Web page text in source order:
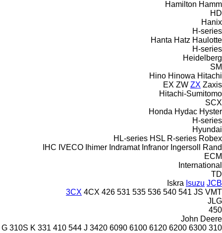
Hamilton Hamm
HD
Hanix
H-series
Hanta Hatz Haulotte
H-series
Heidelberg
SM
Hino Hinowa Hitachi
EX ZW ZX Zaxis
Hitachi-Sumitomo
SCX
Honda Hydac Hyster
H-series
Hyundai
HL-series HSL R-series Robex
IHC IVECO Ihimer Indramat Infranor Ingersoll Rand
ECM
International
TD
Iskra Isuzu JCB
3CX 4CX 426 531 535 536 540 541 JS VMT
JLG
450
John Deere
310 G
310S K 331 410 544 J 3420 6090 6100 6120 6200 6300